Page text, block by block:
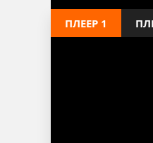
ПЛЕЕР 1